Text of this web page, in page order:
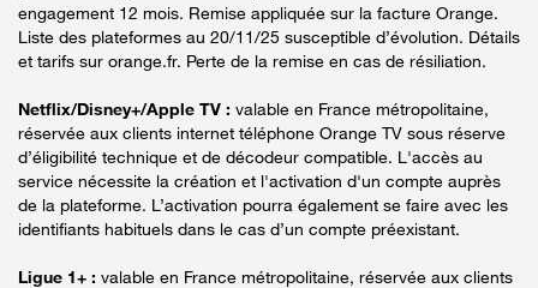
engagement 12 mois. Remise appliquée sur la facture Orange.
Liste des plateformes au 20/11/25 susceptible d’évolution. Détails
et tarifs sur orange.fr. Perte de la remise en cas de résiliation.
Netflix/Disney+/Apple TV : valable en France métropolitaine,
réservée aux clients internet téléphone Orange TV sous réserve
d’éligibilité technique et de décodeur compatible. L'accès au
service nécessite la création et l'activation d'un compte auprès
de la plateforme. L’activation pourra également se faire avec les
identifiants habituels dans le cas d’un compte préexistant.
Ligue 1+ : valable en France métropolitaine, réservée aux clients